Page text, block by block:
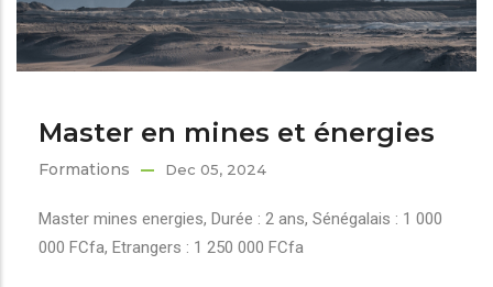
Master en mines et énergies
Formations Dec 05, 2024
Master mines energies, Durée : 2 ans, Sénégalais : 1 000
000 FCfa, Etrangers : 1 250 000 FCfa